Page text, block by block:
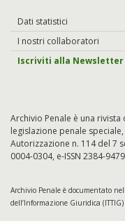
Dati statistici
I nostri collaboratori
Iscriviti alla Newsletter
Archivio Penale è una
legislazione penale
Autorizzazione n. 114 del 7
0004-0304, e-ISSN 2384-9479
Archivio Penale è documentato
dell’Informazione Giuridica